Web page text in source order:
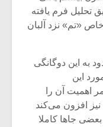
تحلیل فرم یافته
«تم» نزد آلبان
به این دوگانگی
این
اهمیت آن را
افزون می‌کند
جاها کاملا